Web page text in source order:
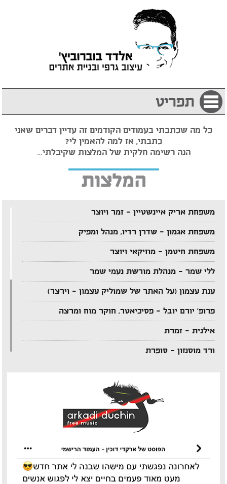
תפריט
כל מה שכתבתי בעמודים הקודמים זה עדיין דברים שאני
כתבתי, אז למה להאמין לי?
הנה רשימה חלקית של המלצות שקיבלתי…
המלצות
משפחת אריק איינשטיין – זמר ויוצר
משפחת אגמון – שדרן רדיו, מנהל ומפיק
משפחת חיטמן – מוזיקאי ויוצר
ללי שמר – מנהלת מורשת נעמי שמר
ענת עצמון (על האתר של שמוליק עצמון – וירצר)
פרופ' יורם יובל – פסיכיאטר, חוקר מוח ומרצה
אילנית – זמרת
ורד מוסנזון – סופרת
אביהו מדינה – מוזיקאי ויוצר
יענקל'ה רוטבליט – איש כותב
צדי צרפתי – במאי תיאטרון וטלוויזיה
אבי בללי – מוזיקאי ויוצר
פיטר רוט – מוזיקאי ויוצר